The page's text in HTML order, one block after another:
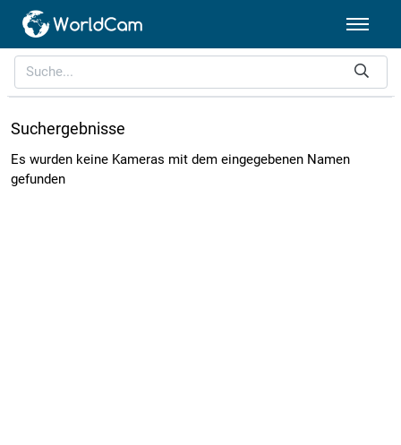
Suchergebnisse
Es wurden keine Kameras mit dem eingegebenen Namen
gefunden